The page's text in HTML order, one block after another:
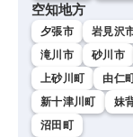
空知地方
夕張市 岩見沢
滝川市
砂川市
上砂川町
由仁
新十津川町
妹
沼田町